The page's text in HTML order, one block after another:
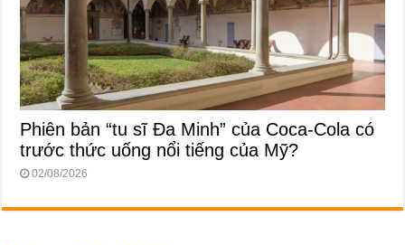
Phiên bản “tu sĩ Đa Minh” của Coca-Cola có
trước thức uống nổi tiếng của Mỹ?
02/08/2026